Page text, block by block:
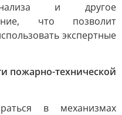
анализа и другое
что позволит
экспертные
пожарно-технической
в механизмах